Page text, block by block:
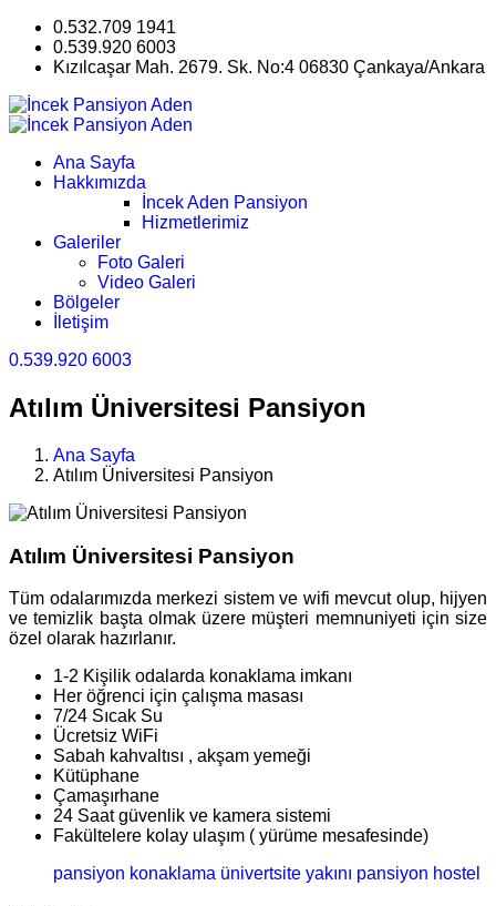
0.532.709 1941
0.539.920 6003
Kızılcaşar Mah. 2679. Sk. No:4 06830 Çankaya/Ankara
Ana Sayfa
Hakkımızda
İncek Aden Pansiyon
Hizmetlerimiz
Galeriler
Foto Galeri
Video Galeri
Bölgeler
İletişim
0.539.920 6003
Atılım Üniversitesi Pansiyon
Ana Sayfa
Atılım Üniversitesi Pansiyon
Atılım Üniversitesi Pansiyon
Tüm odalarımızda merkezi sistem ve wifi mevcut olup, hijyen
ve temizlik başta olmak üzere müşteri memnuniyeti için size
özel olarak hazırlanır.
1-2 Kişilik odalarda konaklama imkanı
Her öğrenci için çalışma masası
7/24 Sıcak Su
Ücretsiz WiFi
Sabah kahvaltısı , akşam yemeği
Kütüphane
Çamaşırhane
24 Saat güvenlik ve kamera sistemi
Fakültelere kolay ulaşım ( yürüme mesafesinde)
pansiyon konaklama ünivertsite yakını pansiyon hostel